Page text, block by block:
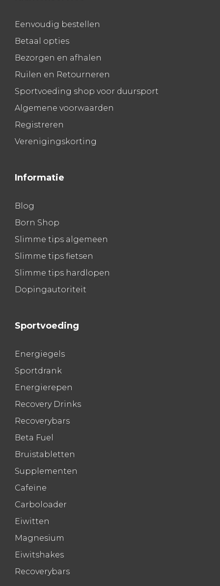
Eenvoudig bestellen
Betaal opties
Bezorgen en afhalen
Ruilen en Retourneren
Sportvoeding shop voor duursport
Algemene voorwaarden
Registreren
Verenigingskorting
Informatie
Blog
Born Shop
Slimme tips algemeen
Slimme tips fietsen
Slimme tips hardlopen
Dopingautoriteit
Sportvoeding
Energiegels
Sportdrank
Energierepen
Recovery Drinks
Recoverybars
Beta Fuel
Bruistabletten
Supplementen
Cafeïne
Carboloader
Eiwitten
Magnesium
Eiwitshakes
Recoverybars